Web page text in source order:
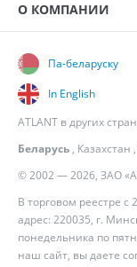
О КОМПАНИИ
© 2002 — 2026, ЗАО
В торговом реестре
адрес: 220035, г.
понедельника по
наш сайт, вы даете
Па-беларуску
In English
ATLANT в других
Беларусь , Казахстан ,